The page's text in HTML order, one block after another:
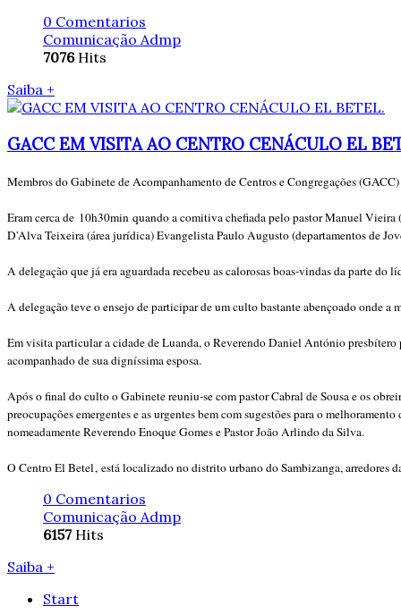
0 Comentarios
Comunicação Admp
7076Hits
Saiba +
GACC EM VISITA AO CENTRO CENÁCULO EL
Membros do Gabinete de Acompanhamento de Centros e Congregações
Eram cerca de 10h30min quando a comitiva chefiada pelo pastor Manuel Vieira
D'Alva Teixeira (área jurídica) Evangelista Paulo Augusto (departamentos de
A delegação que já era aguardada recebeu as calorosas boas-vindas da parte
A delegação teve o ensejo de participar de um culto bastante abençoado onde
Em visita particular a cidade de Luanda, o Reverendo Daniel António
acompanhado de sua digníssima esposa.
Após o final do culto o Gabinete reuniu-se com pastor Cabral de Sousa e os
preocupações emergentes e as urgentes bem com sugestões para o
nomeadamente Reverendo Enoque Gomes e Pastor João Arlindo da Silva.
O Centro El Betel, está localizado no distrito urbano do Sambizanga, arredores
0 Comentarios
Comunicação Admp
6157Hits
Saiba +
Start